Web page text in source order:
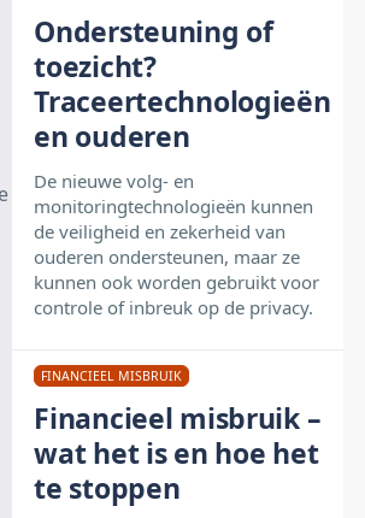
Ondersteuning of
toezicht?
Traceertechnologieën
en ouderen
De nieuwe volg- en
monitoringtechnologieën kunnen
de veiligheid en zekerheid van
ouderen ondersteunen, maar ze
kunnen ook worden gebruikt voor
controle of inbreuk op de privacy.
FINANCIEEL MISBRUIK
Financieel misbruik –
wat het is en hoe het
te stoppen